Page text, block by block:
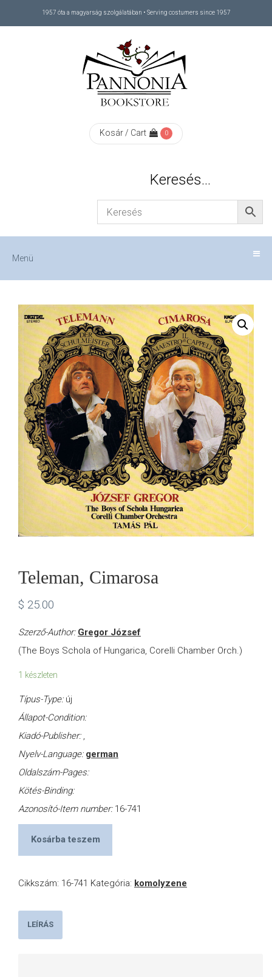
1957 óta a magyarság szolgálatában • Serving costumers since 1957
Kosár / Cart 0
Keresés…
Menü
SHOP
KAPCSOLAT
CONTACT
Teleman, Cimarosa
$ 25.00
Szerző-Author: Gregor József
(The Boys Schola of Hungarica, Corelli Chamber Orch.)
1 készleten
Típus-Type: új
Állapot-Condition:
Kiadó-Publisher: ,
Nyelv-Language: german
Oldalszám-Pages:
Kötés-Binding:
Azonosító-Item number: 16-741
Kosárba teszem
Cikkszám: 16-741 Kategória: komolyzene
LEÍRÁS